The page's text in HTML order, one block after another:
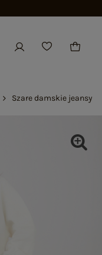
Szare damskie jeansy